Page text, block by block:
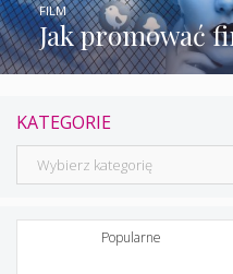
Jak promować
FILM
KATEGORIE
Kategorie
Popularne